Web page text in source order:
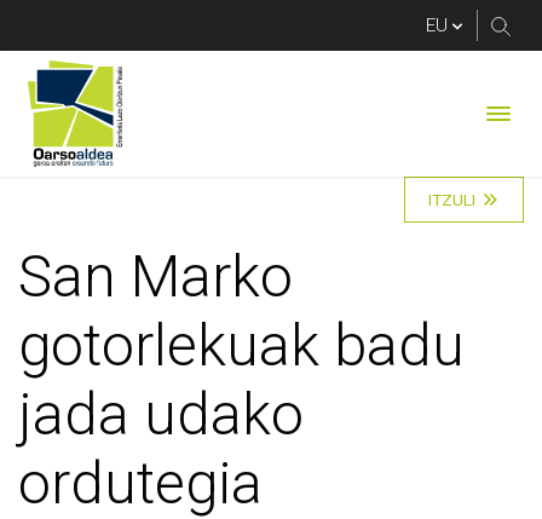
San Marko ITZULI
San Marko
gotorlekuak badu
jada udako
ordutegia